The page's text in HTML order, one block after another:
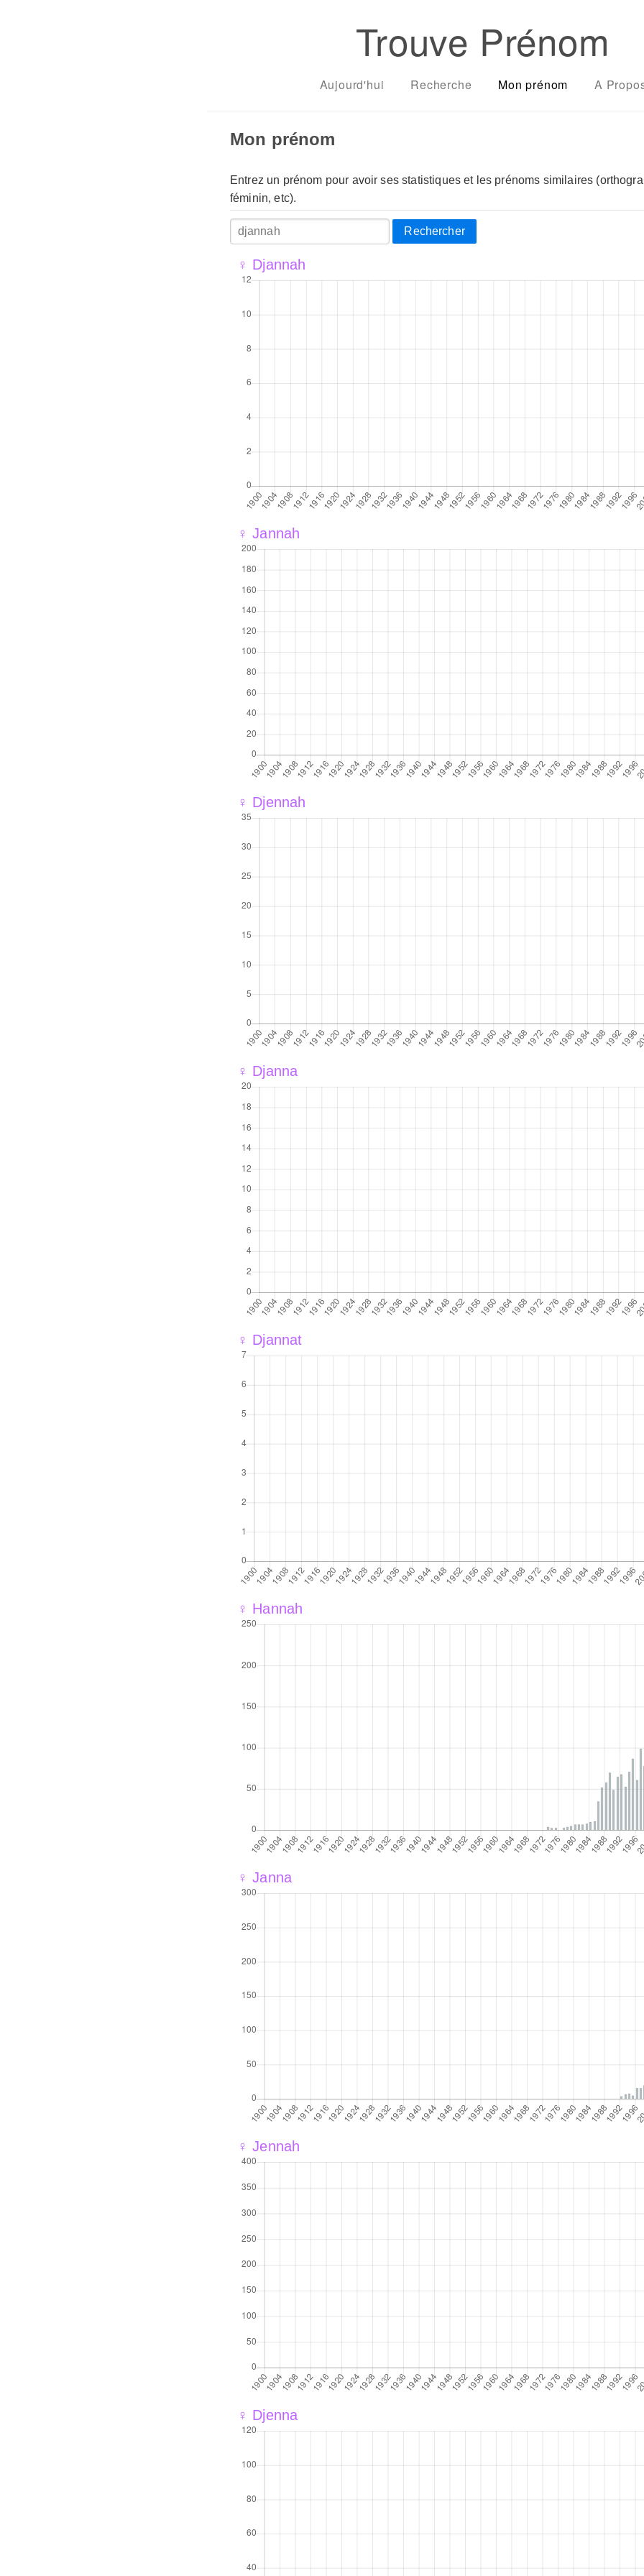
Trouve Prénom
Aujourd'hui Recherche Mon prénom A
Mon prénom
Entrez un prénom pour avoir ses statistiques et les prénoms similaires
féminin, etc).
Rechercher
♀ Djannah
♀ Jannah
♀ Djennah
♀ Djanna
♀ Djannat
♀ Hannah
♀ Janna
♀ Jennah
♀ Djenna